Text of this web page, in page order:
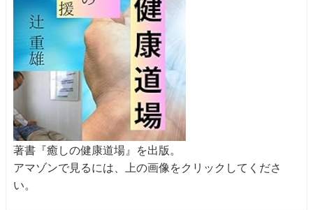
著書『癒しの健康道場』を出版。
アマゾンで見るには、上の画像をクリックしてくださ
い。